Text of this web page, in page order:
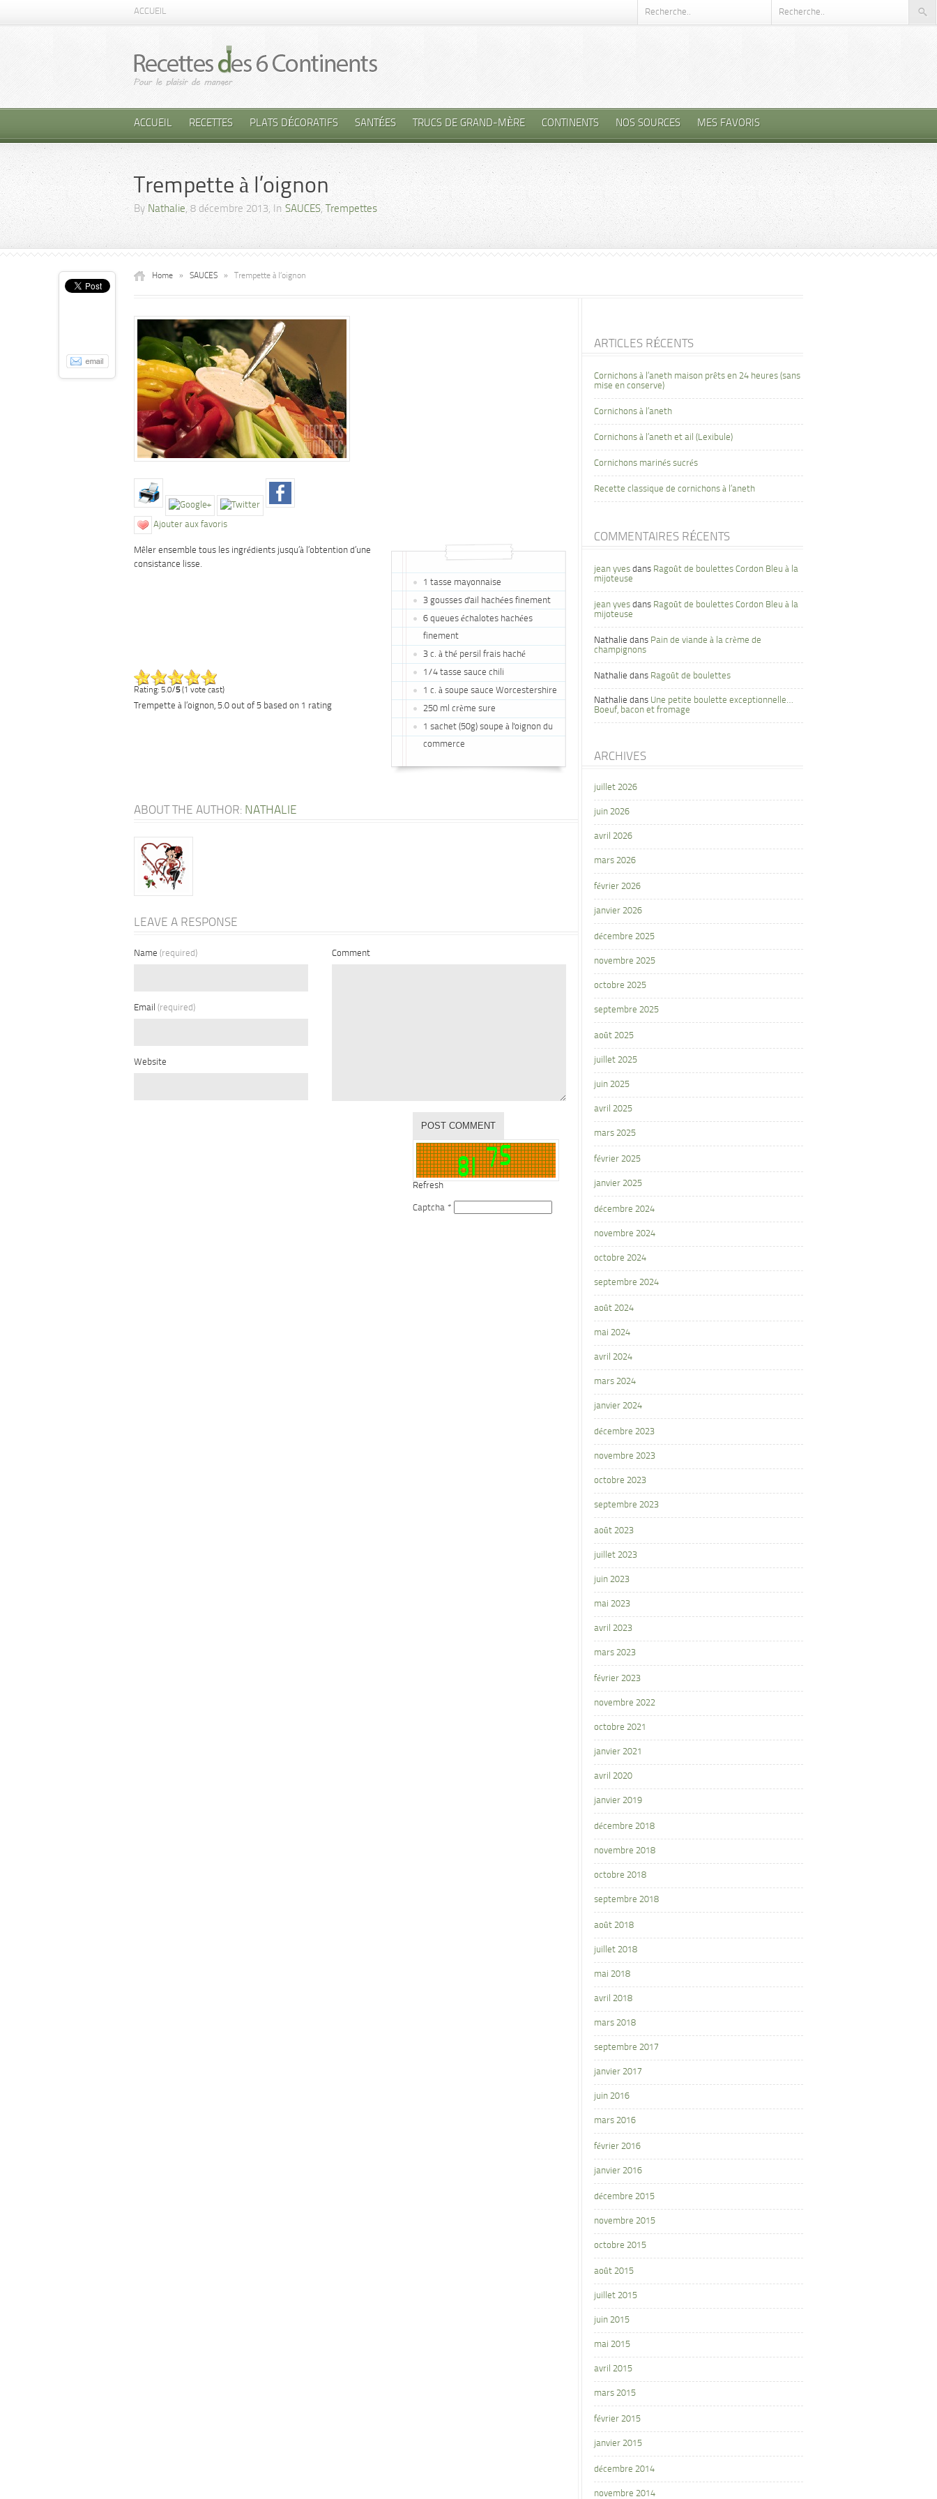
ACCUEIL
ACCUEIL RECETTES PLATS DÉCORATIFS SANTÉES TRUCS DE GRAND-MÈRE CONTINENTS NOS SOURCES MES FAVORIS
Trempette à l’oignon
By Nathalie, 8 décembre 2013, InSAUCES, Trempettes
Home » SAUCES » Trempette à l’oignon
Ajouter aux favoris
1 tasse mayonnaise
3 gousses d'ail hachées finement
6 queues échalotes hachées
finement
3 c. à thé persil frais haché
1/4 tasse sauce chili
1 c. à soupe sauce Worcestershire
250 ml crème sure
1 sachet (50g) soupe à l'oignon du
commerce
Mêler ensemble tous les ingrédients jusqu’à l’obtention d’une
consistance lisse.
Rating: 5.0/5(1 vote cast)
Trempette à l’oignon, 5.0 out of 5 based on 1 rating
ABOUT THE AUTHOR: NATHALIE
LEAVE A RESPONSE
Name (required)
Email (required)
Website
Comment
Refresh
Captcha *
ARTICLES RÉCENTS
Cornichons à l’aneth maison prêts en 24 heures (sans
mise en conserve)
Cornichons à l’aneth
Cornichons à l’aneth et ail (Lexibule)
Cornichons marinés sucrés
Recette classique de cornichons à l’aneth
COMMENTAIRES RÉCENTS
jean yves dans Ragoût de boulettes Cordon Bleu à la
mijoteuse
jean yves dans Ragoût de boulettes Cordon Bleu à la
mijoteuse
Nathalie dans Pain de viande à la crème de
champignons
Nathalie dans Ragoût de boulettes
Nathalie dans Une petite boulette exceptionnelle…
Boeuf, bacon et fromage
ARCHIVES
juillet 2026
juin 2026
avril 2026
mars 2026
février 2026
janvier 2026
décembre 2025
novembre 2025
octobre 2025
septembre 2025
août 2025
juillet 2025
juin 2025
avril 2025
mars 2025
février 2025
janvier 2025
décembre 2024
novembre 2024
octobre 2024
septembre 2024
août 2024
mai 2024
avril 2024
mars 2024
janvier 2024
décembre 2023
novembre 2023
octobre 2023
septembre 2023
août 2023
juillet 2023
juin 2023
mai 2023
avril 2023
mars 2023
février 2023
novembre 2022
octobre 2021
janvier 2021
avril 2020
janvier 2019
décembre 2018
novembre 2018
octobre 2018
septembre 2018
août 2018
juillet 2018
mai 2018
avril 2018
mars 2018
septembre 2017
janvier 2017
juin 2016
mars 2016
février 2016
janvier 2016
décembre 2015
novembre 2015
octobre 2015
août 2015
juillet 2015
juin 2015
mai 2015
avril 2015
mars 2015
février 2015
janvier 2015
décembre 2014
novembre 2014